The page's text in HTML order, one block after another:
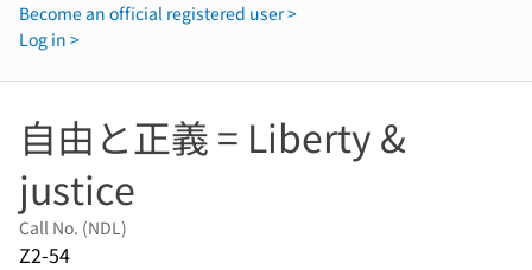
Become an official registered user >
Log in >
自由と正義 = Liberty &
justice
Call No. (NDL)
Z2-54